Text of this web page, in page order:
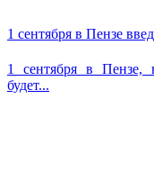
1 сентября в Пензе
1 сентября в Пензе,
будет...